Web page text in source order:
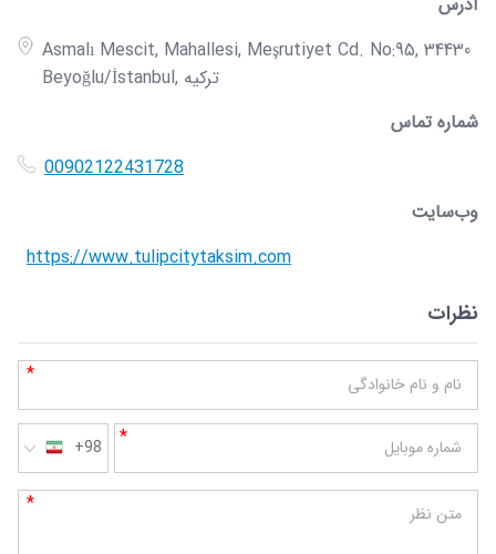
Asmalı Mescit, Mahallesi, Meşrutiyet Cd. No:95, 34430
Beyoğlu/İstanbul, ترکیه
شماره تماس
00902122431728
وب‌سایت
https://www.tulipcitytaksim.com
نظرات
نام و نام خانوادگی *
+98 شماره موبایل *
متن نظر *